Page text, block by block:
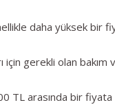
daha yüksek bir
için gerekli olan
TL arasında bir